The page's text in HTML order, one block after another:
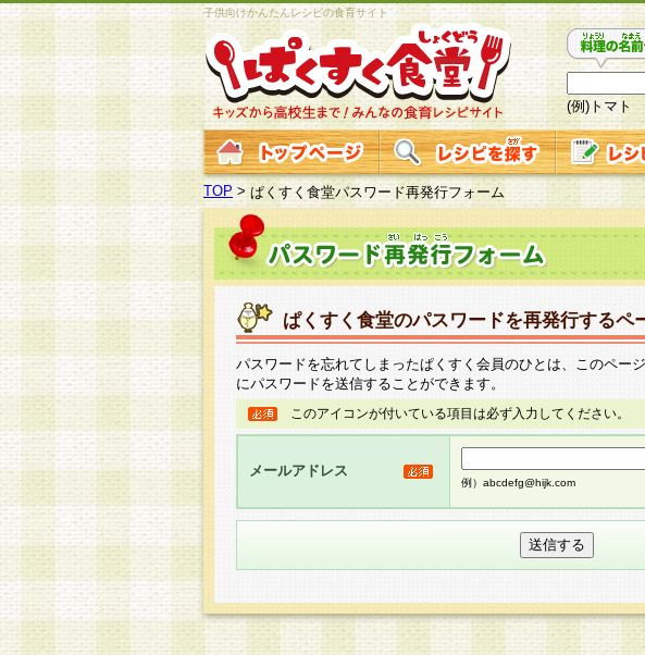
子供向けかんたんレシピの食育サイト
(例)トマト
TOP >ぱくすく食堂パスワード再発行フォーム
ぱくすく食堂のパスワードを再発行するペ
パスワードを忘れてしまったぱくすく会員のひとは、このペー
にパスワードを送信することができます。
このアイコンが付いている項目は必ず入力してください。
メールアドレス
例）abcdefg@hijk.com